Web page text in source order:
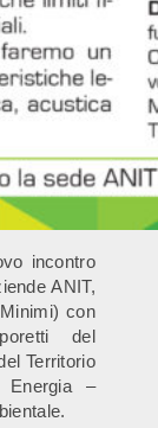
incontro
ANIT,
con
del
Territorio
–